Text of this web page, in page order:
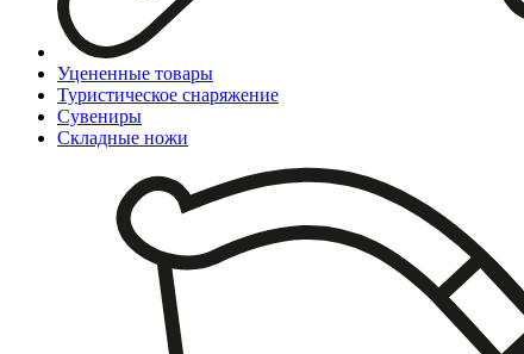
Уцененные товары
Туристическое снаряжение
Сувениры
Складные ножи